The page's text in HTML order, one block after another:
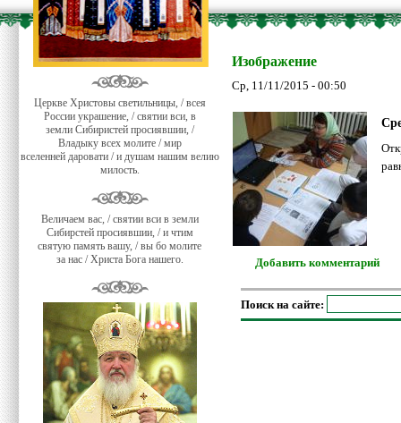
Церкве Христовы светильницы, / всея
России украшение, / святии вси, в
земли Сибиристей просиявшии, /
Владыку всех молите / мир
вселенней даровати / и душам нашим велию
милость.
Величаем вас, / святии вси в земли
Сибирстей просиявшии, / и чтим
святую память вашу, / вы бо молите
за нас / Христа Бога нашего.
Изображение
Ср, 11/11/2015 - 00:50
Добавить комментарий
Поиск на сайте: